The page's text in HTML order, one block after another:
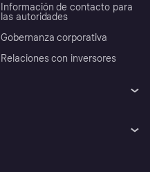
Información de contacto para
las autoridades
Gobernanza corporativa
Relaciones con inversores